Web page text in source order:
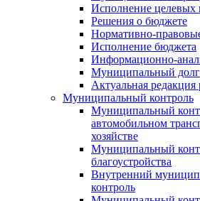
Исполнение целевых
Решения о бюджете
Нормативно-
Исполнение бюджета
Информационно-
Муниципальный долг
Актуальная
Муниципальный контроль
Муниципальный
автомобильном
хозяйстве
Муниципальный
благоустройства
Внутренний
контроль